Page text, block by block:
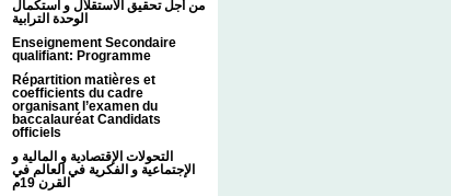
من أجل تحقيق الاستقلال و استكمال
الوحدة الترابية
Enseignement Secondaire
qualifiant: Programme
Répartition matières et
coefficients du cadre
organisant l’examen du
baccalauréat Candidats
officiels
التحولات الإقتصادية و المالية و
الإجتماعية و الفكرية في العالم في
القرن 19م